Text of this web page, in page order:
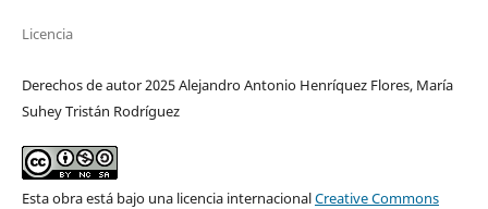
Licencia
Derechos de autor 2025 Alejandro Antonio Henríquez Flores, María
Suhey Tristán Rodríguez
Esta obra está bajo una licencia internacionalCreative Commons